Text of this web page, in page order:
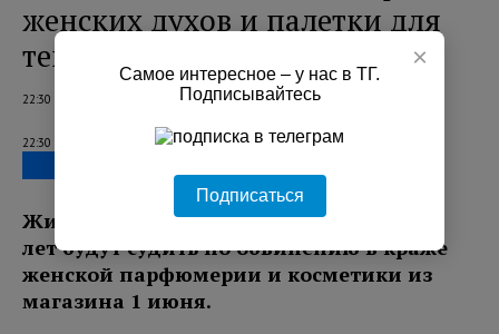
женских духов и палетки для
теней в Петербурге
22:30 08.08.2026
22:30 08.08.2026
Жителя Санкт-Петербурга в возрасте 38
лет будут судить по обвинению в краже
женской парфюмерии и косметики из
магазина 1 июня.
×
Самое интересное – у нас в ТГ.
Подписывайтесь
Подписаться